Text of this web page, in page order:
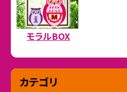
モラルBOX
カテゴリ